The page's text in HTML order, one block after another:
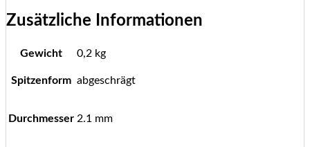
Zusätzliche Informationen
Gewicht 0,2 kg
Spitzenform abgeschrägt
Durchmesser 2.1 mm